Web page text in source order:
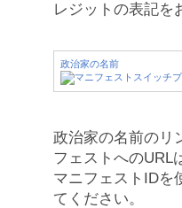
レジットの表記を
政治家の名前
政治家の名前のリ
フェストへのURL
マニフェストIDを
てください。